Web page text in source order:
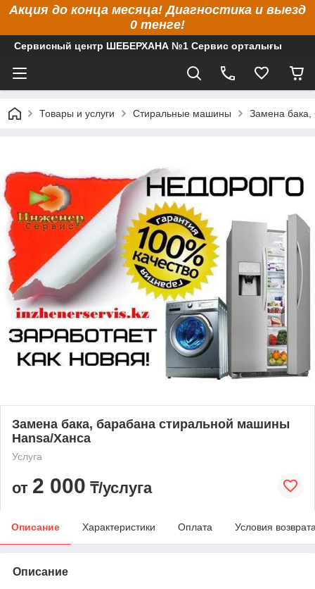
Акция до конца месяца! Диагностика и выезд
0 тенге!
Сервисный центр ШЕБЕРХАНА №1 Сервис орталығы
Товары и услуги Стиральные машины Замена бака,
Замена бака, барабана стиральной машины
Hansa/Ханса
Услуга
от 2 000 ₸/услуга
Описание Характеристики Оплата Условия
Описание